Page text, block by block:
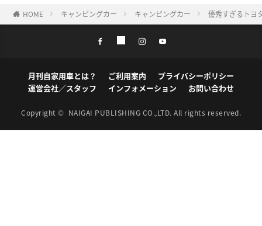
HOME キャンピングカー キャンピングカー 優秀すぎるトヨ
月刊自家用車とは？ ご利用案内
プライバシーポリシー
運営会社／スタッフ
インフォメーション お問い合わせ
Copyright © NAIGAI PUBLISHING CO.,LTD. All rights reserved.